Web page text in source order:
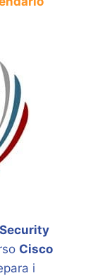
Cisco
i